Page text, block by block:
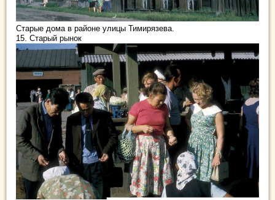
Старые дома в районе улицы Тимирязева.
15. Старый рынок